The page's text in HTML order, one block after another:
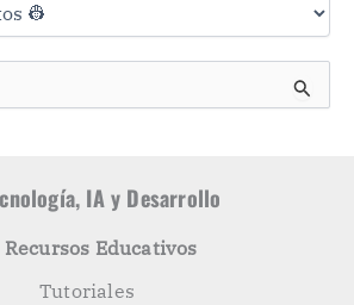
IA y Desarrollo
Educativos
Tutoriales